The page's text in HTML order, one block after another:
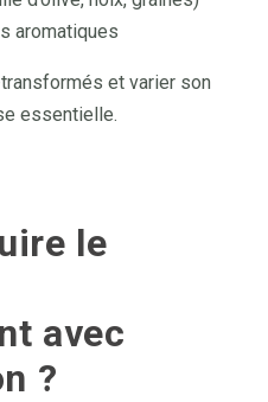
aromatiques
et varier son
essentielle.
le
avec
?